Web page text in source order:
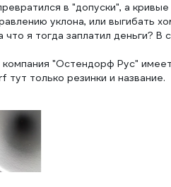
в "допуски", а
уклона, или выгибать
я тогда заплатил деньги?
"Остендорф Рус"
только резинки и название.